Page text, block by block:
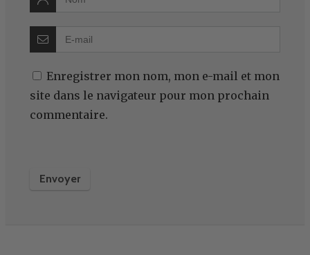
Enregistrer mon nom, mon e-mail et mon
site dans le navigateur pour mon prochain
commentaire.